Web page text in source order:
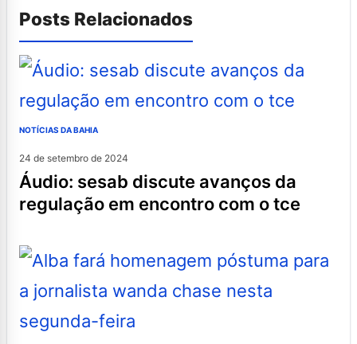
Posts Relacionados
NOTÍCIAS DA BAHIA
24 de setembro de 2024
áudio: sesab discute avanços da
regulação em encontro com o tce